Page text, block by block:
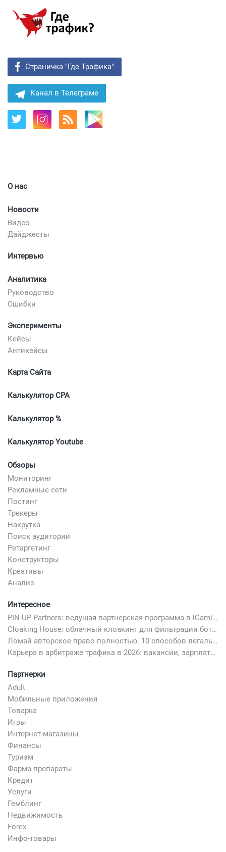
Страничка "Где Трафика"
Канал в Телеграме
О нас
Новости
Видео
Дайджесты
Интервью
Аналитика
Руководство
Ошибки
Эксперименты
Кейсы
Антикейсы
Карта Сайта
Калькулятор CPA
Калькулятор %
Калькулятор Youtube
Обзоры
Мониторинг
Рекламные сети
Постинг
Трекеры
Накрутка
Поиск аудитории
Ретаргетинг
Конструкторы
Креативы
Анализ
Интересное
PIN-UP Partners: ведущая партнерская программа в iGaming
Cloaking House: облачный клоакинг для фильтрации ботов FB и Google Ads — гайд PHP-интеграции 2026
Ломай авторское право полностью. 10 способов легально добавить любимый трек в свой креатив
Карьера в арбитраже трафика в 2026: вакансии, зарплаты и как начать
Партнерки
Adult
Мобильные приложения
Товарка
Игры
Интернет-магазины
Финансы
Туризм
Фарма-препараты
Кредит
Услуги
Гемблинг
Недвижимость
Forex
Инфо-товары